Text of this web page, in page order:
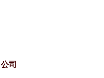
公司